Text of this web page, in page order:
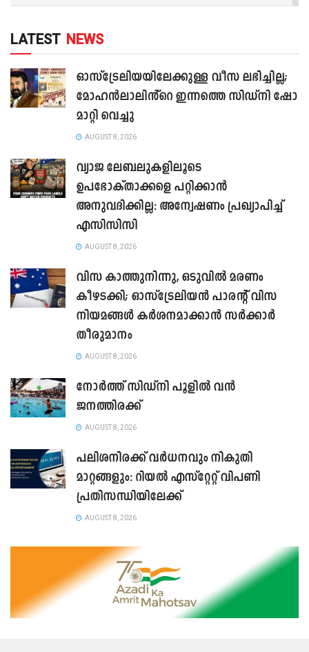
LATEST NEWS
ഓസ്‌ട്രേലിയയിലേക്കുള്ള വീസ ലഭിച്ചില്ല;
മോഹൻലാലിൻ്റെ ഇന്നത്തെ സിഡ്നി ഷോ
മാറ്റി വെച്ചു
AUGUST 8, 2026
വ്യാജ ലേബലുകളിലൂടെ
ഉപഭോക്താക്കളെ പറ്റിക്കാൻ
അനുവദിക്കില്ല: അന്വേഷണം പ്രഖ്യാപിച്ച്
എസിസിസി
AUGUST 8, 2026
വിസ കാത്തുനിന്നു, ഒടുവിൽ മരണം
കീഴടക്കി; ഓസ്‌ട്രേലിയൻ പാരന്റ് വിസ
നിയമങ്ങൾ കർശനമാക്കാൻ സർക്കാർ
തീരുമാനം
AUGUST 8, 2026
നോർത്ത് സിഡ്നി പൂളിൽ വൻ
ജനത്തിരക്ക്
AUGUST 8, 2026
പലിശനിരക്ക് വർധനവും നികുതി
മാറ്റങ്ങളും: റിയൽ എസ്റ്റേറ്റ് വിപണി
പ്രതിസന്ധിയിലേക്ക്
AUGUST 8, 2026